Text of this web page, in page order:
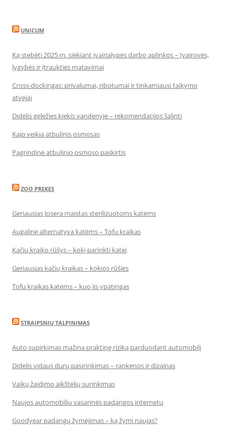
UNICUM
Ką stebėti 2025 m. siekiant įvairialypės darbo aplinkos – Įvairovės,
lygybės ir įtraukties matavimai
Cross-dockingas: privalumai, ribotumai ir tinkamiausi taikymo
atvejai
Didelis geležies kiekis vandenyje – rekomendacijos šalinti
Kaip veikia atbulinis osmosas
Pagrindinė atbulinio osmoso paskirtis
ZOO PREKES
Geriausias Josera maistas sterilizuotoms katėms
Augalinė alternatyva katėms – Tofu kraikas
Kačių kraiko rūšys – kokį parinkti katei
Geriausias kačių kraikas – kokios rūšies
Tofu kraikas katėms – kuo jis ypatingas
STRAIPSNIŲ TALPINIMAS
Auto supirkimas mažina praktinę riziką parduodant automobilį
Didelis vidaus durų pasirinkimas – rankenos ir dizainas
Vaikų žaidimo aikštelių surinkimas
Naujos automobilių vasarinės padangos internetu
Goodyear padangų žymėjimas – ką žymi naujas?